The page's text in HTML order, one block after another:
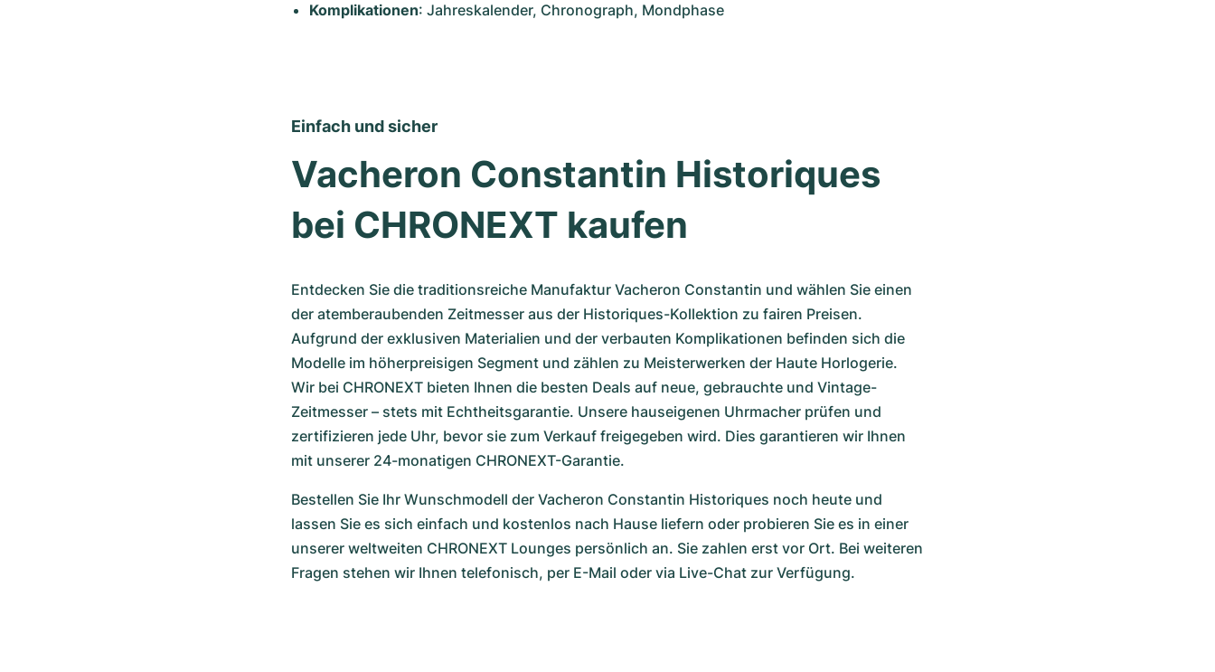
Komplikationen: Jahreskalender, Chronograph, Mondphase
Einfach und sicher
Vacheron Constantin Historiques
bei CHRONEXT kaufen
Entdecken Sie die traditionsreiche Manufaktur Vacheron Constantin und wählen Sie einen
der atemberaubenden Zeitmesser aus der Historiques-Kollektion zu fairen Preisen.
Aufgrund der exklusiven Materialien und der verbauten Komplikationen befinden sich die
Modelle im höherpreisigen Segment und zählen zu Meisterwerken der Haute Horlogerie.
Wir bei CHRONEXT bieten Ihnen die besten Deals auf neue, gebrauchte und Vintage-
Zeitmesser – stets mit Echtheitsgarantie. Unsere hauseigenen Uhrmacher prüfen und
zertifizieren jede Uhr, bevor sie zum Verkauf freigegeben wird. Dies garantieren wir Ihnen
mit unserer 24-monatigen CHRONEXT-Garantie.
Bestellen Sie Ihr Wunschmodell der Vacheron Constantin Historiques noch heute und
lassen Sie es sich einfach und kostenlos nach Hause liefern oder probieren Sie es in einer
unserer weltweiten CHRONEXT Lounges persönlich an. Sie zahlen erst vor Ort. Bei weiteren
Fragen stehen wir Ihnen telefonisch, per E-Mail oder via Live-Chat zur Verfügung.